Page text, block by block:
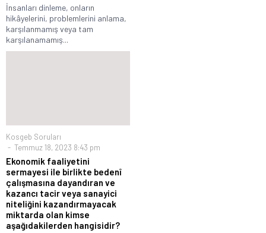
İnsanları dinleme, onların
hikâyelerini, problemlerini anlama,
karşılanmamış veya tam
karşılanamamış...
Kosgeb Soruları
Temmuz 18, 2023 8:43 pm
Ekonomik faaliyetini
sermayesi ile birlikte bedenî
çalışmasına dayandıran ve
kazancı tacir veya sanayici
niteliğini kazandırmayacak
miktarda olan kimse
aşağıdakilerden hangisidir?